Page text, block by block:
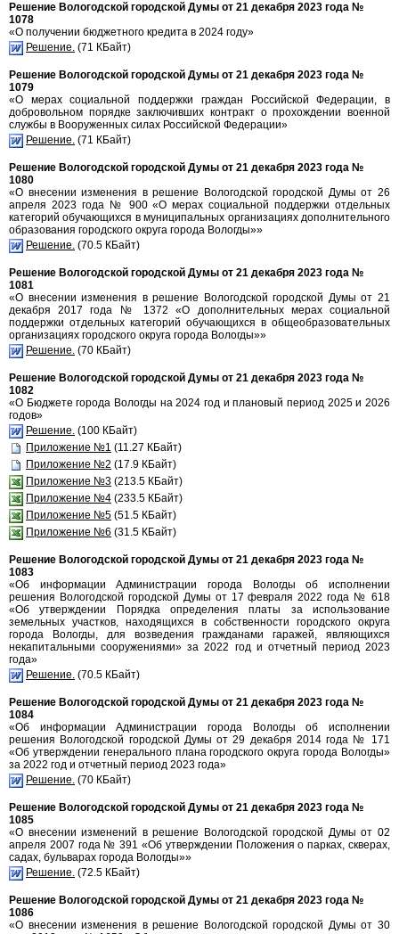
Решение Вологодской городской Думы от 21 декабря 2023 года №
1078
«О получении бюджетного кредита в 2024 году»
Решение. (71 КБайт)
Решение Вологодской городской Думы от 21 декабря 2023 года №
1079
«О мерах социальной поддержки граждан Российской Федерации, в
добровольном порядке заключивших контракт о прохождении военной
службы в Вооруженных силах Российской Федерации»
Решение. (71 КБайт)
Решение Вологодской городской Думы от 21 декабря 2023 года №
1080
«О внесении изменения в решение Вологодской городской Думы от 26
апреля 2023 года № 900 «О мерах социальной поддержки отдельных
категорий обучающихся в муниципальных организациях дополнительного
образования городского округа города Вологды»»
Решение. (70.5 КБайт)
Решение Вологодской городской Думы от 21 декабря 2023 года №
1081
«О внесении изменения в решение Вологодской городской Думы от 21
декабря 2017 года № 1372 «О дополнительных мерах социальной
поддержки отдельных категорий обучающихся в общеобразовательных
организациях городского округа города Вологды»»
Решение. (70 КБайт)
Решение Вологодской городской Думы от 21 декабря 2023 года №
1082
«О Бюджете города Вологды на 2024 год и плановый период 2025 и 2026
годов»
Решение. (100 КБайт)
Приложение №1 (11.27 КБайт)
Приложение №2 (17.9 КБайт)
Приложение №3 (213.5 КБайт)
Приложение №4 (233.5 КБайт)
Приложение №5 (51.5 КБайт)
Приложение №6 (31.5 КБайт)
Решение Вологодской городской Думы от 21 декабря 2023 года №
1083
«Об информации Администрации города Вологды об исполнении
решения Вологодской городской Думы от 17 февраля 2022 года № 618
«Об утверждении Порядка определения платы за использование
земельных участков, находящихся в собственности городского округа
города Вологды, для возведения гражданами гаражей, являющихся
некапитальными сооружениями» за 2022 год и отчетный период 2023
года»
Решение. (70.5 КБайт)
Решение Вологодской городской Думы от 21 декабря 2023 года №
1084
«Об информации Администрации города Вологды об исполнении
решения Вологодской городской Думы от 29 декабря 2014 года № 171
«Об утверждении генерального плана городского округа города Вологды»
за 2022 год и отчетный период 2023 года»
Решение. (70 КБайт)
Решение Вологодской городской Думы от 21 декабря 2023 года №
1085
«О внесении изменений в решение Вологодской городской Думы от 02
апреля 2007 года № 391 «Об утверждении Положения о парках, скверах,
садах, бульварах города Вологды»»
Решение. (72.5 КБайт)
Решение Вологодской городской Думы от 21 декабря 2023 года №
1086
«О внесении изменения в решение Вологодской городской Думы от 30